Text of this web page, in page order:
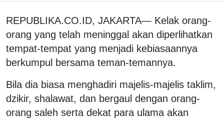
REPUBLIKA.CO.ID, JAKARTA— Kelak orang-
orang yang telah meninggal akan diperlihatkan
tempat-tempat yang menjadi kebiasaannya
berkumpul bersama teman-temannya.
Bila dia biasa menghadiri majelis-majelis taklim,
dzikir, shalawat, dan bergaul dengan orang-
orang saleh serta dekat para ulama akan